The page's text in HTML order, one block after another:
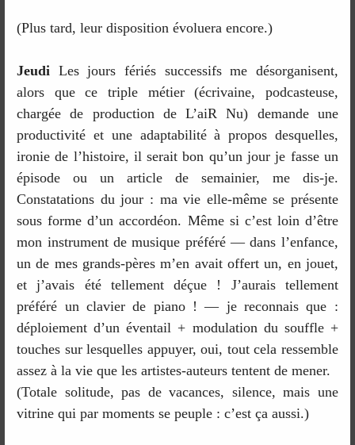
(Plus tard, leur disposition évoluera encore.)
Jeudi Les jours fériés successifs me désorganisent,
alors que ce triple métier (écrivaine, podcasteuse,
chargée de production de L’aiR Nu) demande une
productivité et une adaptabilité à propos desquelles,
ironie de l’histoire, il serait bon qu’un jour je fasse un
épisode ou un article de semainier, me dis-je.
Constatations du jour : ma vie elle-même se présente
sous forme d’un accordéon. Même si c’est loin d’être
mon instrument de musique préféré — dans l’enfance,
un de mes grands-pères m’en avait offert un, en jouet,
et j’avais été tellement déçue ! J’aurais tellement
préféré un clavier de piano ! — je reconnais que :
déploiement d’un éventail + modulation du souffle +
touches sur lesquelles appuyer, oui, tout cela ressemble
assez à la vie que les artistes-auteurs tentent de mener.
(Totale solitude, pas de vacances, silence, mais une
vitrine qui par moments se peuple : c’est ça aussi.)